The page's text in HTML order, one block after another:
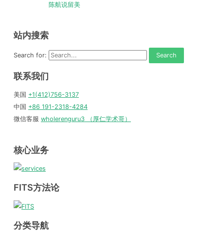
陈航说留美
站内搜索
Search for:
联系我们
美国 +1(412)756-3137
中国 +86 191-2318-4284
微信客服 wholerenguru3 （厚仁学术哥）
核心业务
FITS方法论
分类导航